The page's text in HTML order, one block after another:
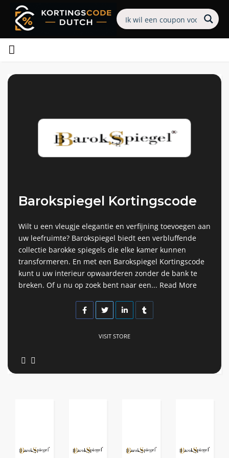
Barokspiegel Kortingscode
Wilt u een vleugje elegantie en verfijning toevoegen aan
uw leefruimte? Barokspiegel biedt een verbluffende
collectie barokke spiegels die elke kamer kunnen
transformeren. En met een Barokspiegel Kortingscode
kunt u uw interieur opwaarderen zonder de bank te
breken. Of u nu op zoek bent naar een... Read More
VISIT STORE